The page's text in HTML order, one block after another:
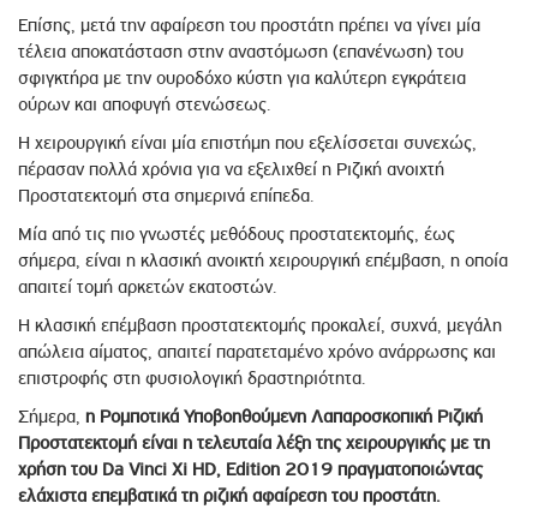
Επίσης, μετά την αφαίρεση του προστάτη πρέπει να γίνει μία
τέλεια αποκατάσταση στην αναστόμωση (επανένωση) του
σφιγκτήρα με την ουροδόχο κύστη για καλύτερη εγκράτεια
ούρων και αποφυγή στενώσεως.
Η χειρουργική είναι μία επιστήμη που εξελίσσεται συνεχώς,
πέρασαν πολλά χρόνια για να εξελιχθεί η Ριζική ανοιχτή
Προστατεκτομή στα σημερινά επίπεδα.
Μία από τις πιο γνωστές μεθόδους προστατεκτομής, έως
σήμερα, είναι η κλασική ανοικτή χειρουργική επέμβαση, η οποία
απαιτεί τομή αρκετών εκατοστών.
Η κλασική επέμβαση προστατεκτομής προκαλεί, συχνά, μεγάλη
απώλεια αίματος, απαιτεί παρατεταμένο χρόνο ανάρρωσης και
επιστροφής στη φυσιολογική δραστηριότητα.
Σήμερα, η Ρομποτικά Υποβοηθούμενη Λαπαροσκοπική Ριζική
Προστατεκτομή είναι η τελευταία λέξη της χειρουργικής με τη
χρήση του Da Vinci Xi HD, Edition 2019 πραγματοποιώντας
ελάχιστα επεμβατικά τη ριζική αφαίρεση του προστάτη.